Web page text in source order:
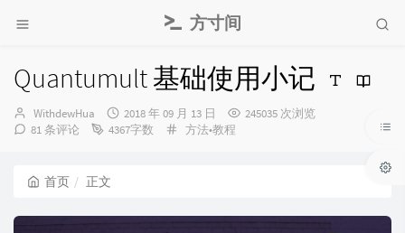
方寸间
Quantumult 基础使用小记
博
主：
WithdewHua
发
布
2018 年 09 月 13 日
245035 次浏览
81 条评论
4367字数
分
方法•教程
首页 正文